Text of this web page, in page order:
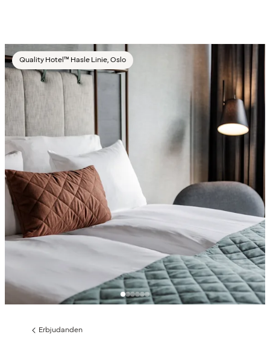
Quality Hotel™ Hasle Linie, Oslo
Föregående
Erbjudanden